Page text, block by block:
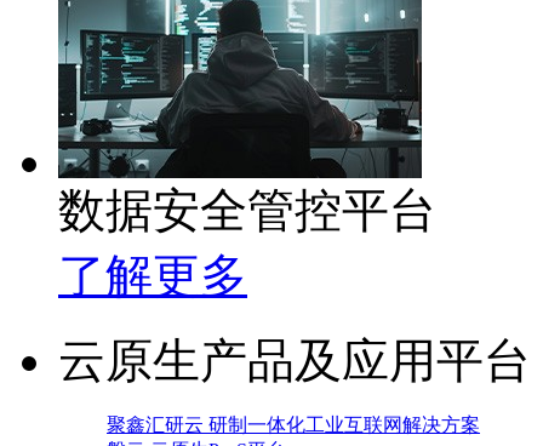
数据安全管控平台
了解更多
云原生产品及应用平台
聚鑫汇研云 研制一体化工业互联网解决方案